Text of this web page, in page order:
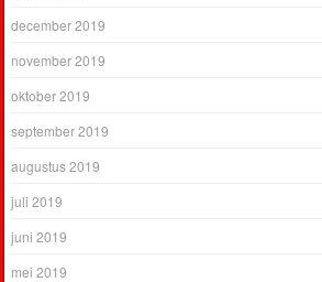
december 2019
november 2019
oktober 2019
september 2019
augustus 2019
juli 2019
juni 2019
mei 2019